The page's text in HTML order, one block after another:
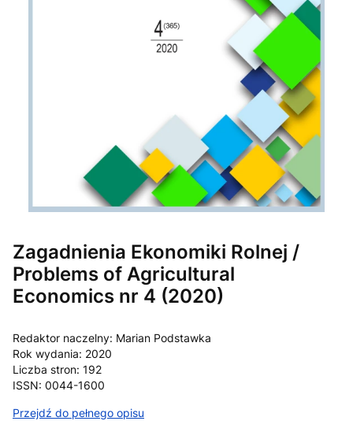
Zagadnienia Ekonomiki Rolnej /
Problems of Agricultural
Economics nr 4 (2020)
Redaktor naczelny: Marian Podstawka
Rok wydania: 2020
Liczba stron: 192
ISSN: 0044-1600
Przejdź do pełnego opisu